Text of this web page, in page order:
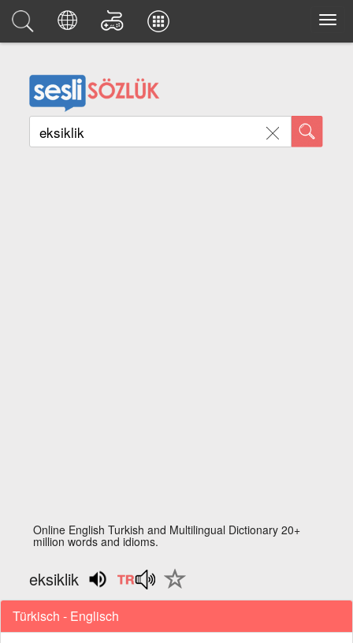
Online English Turkish and Multilingual Dictionary 20+
million words and idioms.
eksiklik
Türkisch - Englisch